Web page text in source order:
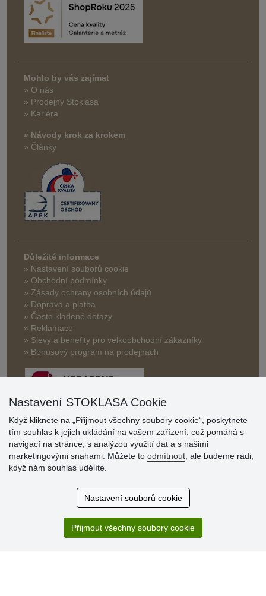
Mohlo by vás zajímat
» O nás
» Prodejny Stoklasa
» Kariéra
» Návody krok za krokem
» Články
Důležité informace
» Nastavení souborů cookie
» Obchodní podmínky
» Zásady ochrany osobních údajů
» Doprava a platba
» Často kladené dotazy
» Reklamace
» Slevy a benefity pro velkoobchodní zákazníky
» Bonusový program na prodejnách
Hodnocení
zákazníků
Super obchod, kvalitní zboží za slušné ceny. Vřele
Sortiment za fajn ceny a hlavně super rychlé dodání. Moc
Nastavení STOKLASA Cookie
Když kliknete na „Přijmout všechny soubory cookie“, poskytnete
tím souhlas k jejich ukládání na vašem zařízení, což pomáhá s
navigací na stránce, s analýzou využití dat a s našimi
marketingovými snahami. Můžete to odmítnout , ale budeme rádi,
když nám souhlas udělíte.
Nastavení souborů cookie
Přijmout všechny soubory cookie